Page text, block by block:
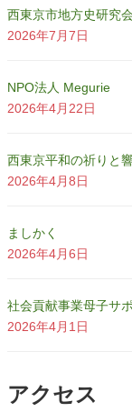
西東京市地方史研究
2026年7月7日
NPO法人 Megurie
2026年4月22日
西東京平和の祈りと
2026年4月8日
ましかく
2026年4月6日
社会貢献事業母子サ
2026年4月1日
アクセス